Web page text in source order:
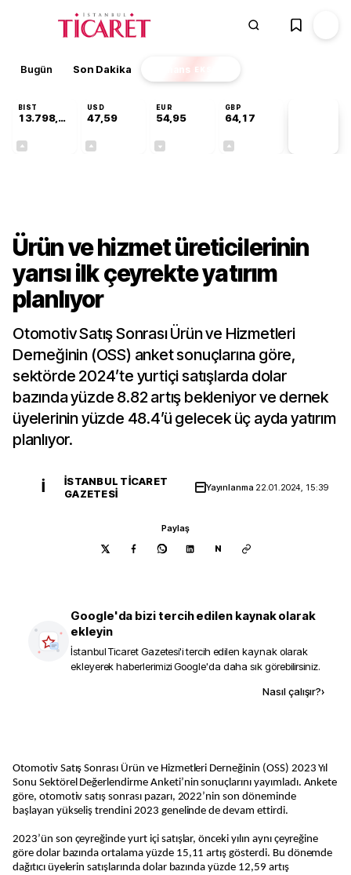
Bugün Son Dakika Finans EKSTRA
BIST
13.798,82
USD
47,59
EUR
54,95
GBP
64,17
Ürün ve hizmet üreticilerinin
yarısı ilk çeyrekte yatırım
planlıyor
Otomotiv Satış Sonrası Ürün ve Hizmetleri
Derneğinin (OSS) anket sonuçlarına göre,
sektörde 2024’te yurtiçi satışlarda dolar
bazında yüzde 8.82 artış bekleniyor ve dernek
üyelerinin yüzde 48.4’ü gelecek üç ayda yatırım
planlıyor.
İ
İSTANBUL TICARET
GAZETESI
Yayınlanma 22.01.2024, 15:39
Paylaş
N
Google'da bizi tercih edilen kaynak olarak
ekleyin
İstanbul Ticaret Gazetesi'i tercih edilen kaynak olarak
ekleyerek haberlerimizi Google'da daha sık görebilirsiniz.
Nasıl çalışır?›
Otomotiv Satış Sonrası Ürün ve Hizmetleri Derneğinin (OSS) 2023 Yıl
Sonu Sektörel Değerlendirme Anketi’nin sonuçlarını yayımladı. Ankete
göre, otomotiv satış sonrası pazarı, 2022’nin son döneminde
başlayan yükseliş trendini 2023 genelinde de devam ettirdi.
2023’ün son çeyreğinde yurt içi satışlar, önceki yılın aynı çeyreğine
göre dolar bazında ortalama yüzde 15,11 artış gösterdi. Bu dönemde
dağıtıcı üyelerin satışlarında dolar bazında yüzde 12,59 artış